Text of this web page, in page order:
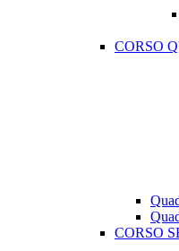
CORSO
CORSO